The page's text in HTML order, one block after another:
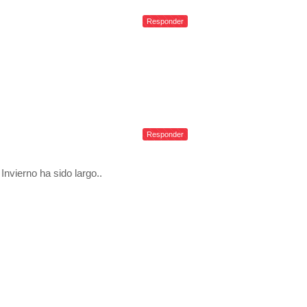
Responder
ha sido largo..
Responder